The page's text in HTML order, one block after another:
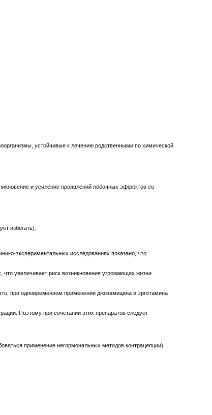
устойчивые к лечению родственными по химической
и усиление проявлений побочных эффектов со
избегать).
экспериментальных исследованиях показано, что
увеличивает риск возникновения угрожающих жизни
при одновременном применении джозамицина и эрготамина
Поэтому при сочетании этих препаратов следует
применение негормональных методов контрацепции).